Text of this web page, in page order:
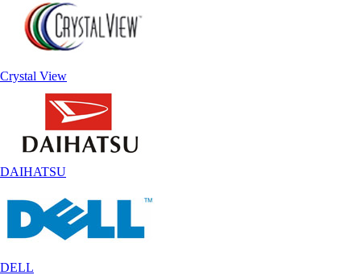
Crystal View
DAIHATSU
DELL